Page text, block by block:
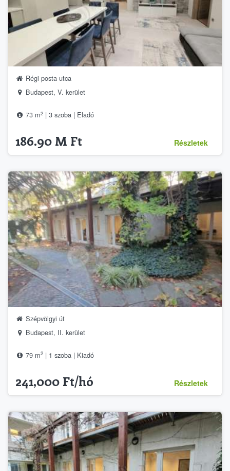
Régi posta utca
Budapest, V. kerület
73 m2 | 3 szoba | Eladó
186.90 M Ft Részletek
Szépvölgyi út
Budapest, II. kerület
79 m2 | 1 szoba | Kiadó
241,000 Ft/hó Részletek